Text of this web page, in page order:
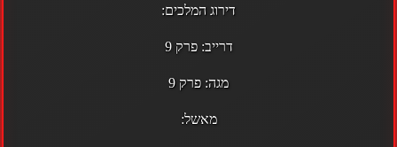
דירוג המלכים:
דרייב:פרק 9
מגה: פרק 9
מאשל: